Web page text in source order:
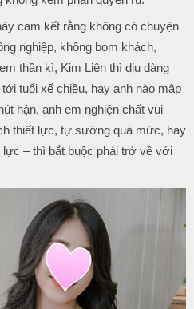
cam kết rằng không có chuyện
nghiệp, không bom khách,
thần kì, Kim Liên thì dịu dàng
tuổi xế chiều, hay anh nào mập
hận, anh em nghiện chất vui
thiết lực, tự sướng quá mức, hay
lực – thì bắt buộc phải trở về với